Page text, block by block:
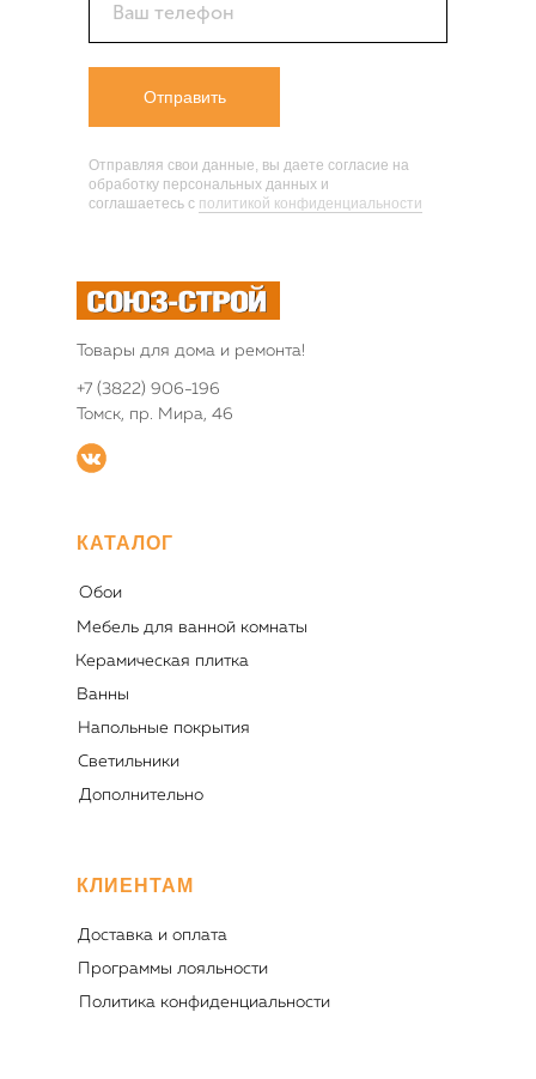
Ваш телефон
Отправить
Отправляя свои данные, вы даете согласие на
обработку персональных данных и
соглашаетесь c политикой конфиденциальности
КАТАЛОГ
КЛИЕНТАМ
Товары для дома и ремонта!
Обои
Мебель для ванной комнаты
Доставка и оплата
Программы лояльности
Политика конфиденциальности
+7 (3822) 906-196
Томск, пр. Мира, 46
Напольные покрытия
Светильники
Дополнительно
Керамическая плитка
Ванны